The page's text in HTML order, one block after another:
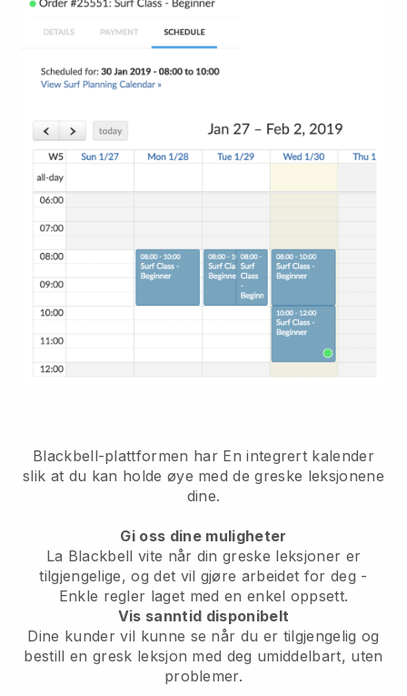
Blackbell-plattformen har En integrert kalender
slik at du kan holde øye med de greske leksjonene
dine.
Gi oss dine muligheter
La Blackbell vite når din greske leksjoner er
tilgjengelige, og det vil gjøre arbeidet for deg -
Enkle regler laget med en enkel oppsett.
Vis sanntid disponibelt
Dine kunder vil kunne se når du er tilgjengelig og
bestill en gresk leksjon med deg umiddelbart, uten
problemer.